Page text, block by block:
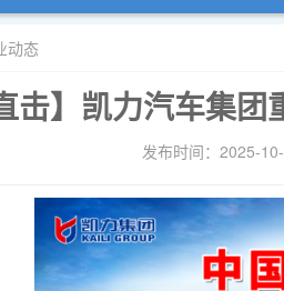
动态
击】凯力汽车集
发布时间：2025-